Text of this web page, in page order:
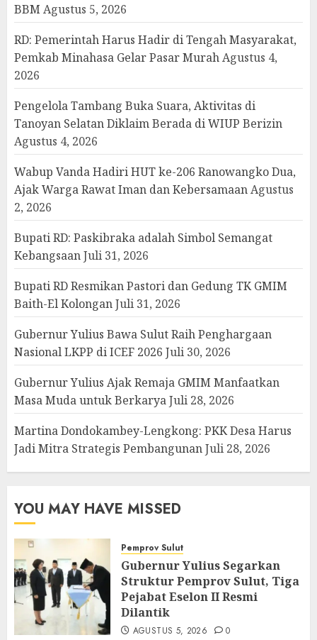
BBM Agustus 5, 2026
RD: Pemerintah Harus Hadir di Tengah Masyarakat,
Pemkab Minahasa Gelar Pasar MurahAgustus 4,
2026
Pengelola Tambang Buka Suara, Aktivitas di
Tanoyan Selatan Diklaim Berada di WIUP Berizin
Agustus 4, 2026
Wabup Vanda Hadiri HUT ke-206 Ranowangko Dua,
Ajak Warga Rawat Iman dan KebersamaanAgustus
2, 2026
Bupati RD: Paskibraka adalah Simbol Semangat
KebangsaanJuli 31, 2026
Bupati RD Resmikan Pastori dan Gedung TK GMIM
Baith-El KolonganJuli 31, 2026
Gubernur Yulius Bawa Sulut Raih Penghargaan
Nasional LKPP di ICEF 2026 Juli 30, 2026
Gubernur Yulius Ajak Remaja GMIM Manfaatkan
Masa Muda untuk BerkaryaJuli 28, 2026
Martina Dondokambey-Lengkong: PKK Desa Harus
Jadi Mitra Strategis PembangunanJuli 28, 2026
YOU MAY HAVE MISSED
Pemprov Sulut
Gubernur Yulius Segarkan
Struktur Pemprov Sulut, Tiga
Pejabat Eselon II Resmi
Dilantik
AGUSTUS 5, 2026 0